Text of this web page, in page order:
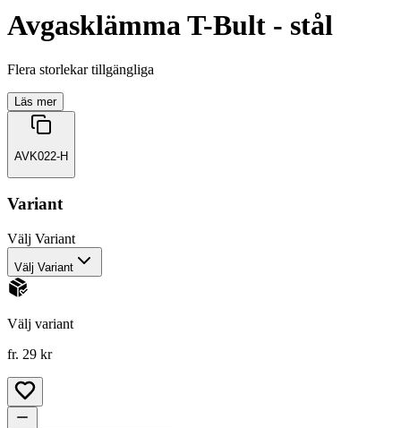
Avgasklämma T-Bult - stål
Flera storlekar tillgängliga
Läs mer
AVK022-H
Variant
Välj Variant
Välj Variant
Välj variant
fr. 29 kr